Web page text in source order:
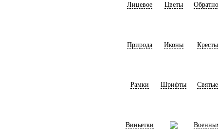
Лицевое Цветы
Природа Иконы Кресты
Рамки Шрифты Святые
Виньетки